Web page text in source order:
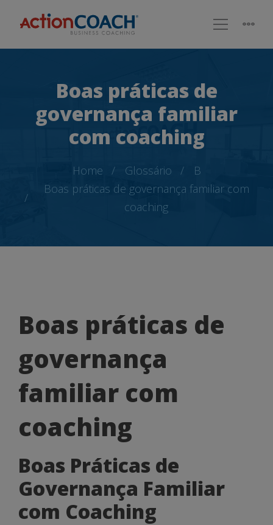
Boas práticas de
governança familiar
com coaching
Home Glossário
B
Boas práticas de governança familiar com
coaching
Boas
práticas
de
governança
familiar
com
coaching
Boas práticas de
governança
familiar com
coaching
Boas Práticas de
Governança Familiar
com Coaching